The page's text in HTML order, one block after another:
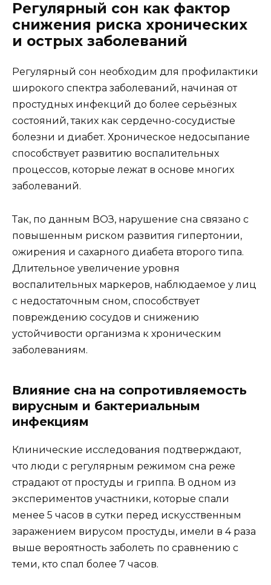
Регулярный сон как фактор
снижения риска хронических
и острых заболеваний
Регулярный сон необходим для профилактики
широкого спектра заболеваний, начиная от
простудных инфекций до более серьёзных
состояний, таких как сердечно-сосудистые
болезни и диабет. Хроническое недосыпание
способствует развитию воспалительных
процессов, которые лежат в основе многих
заболеваний.
Так, по данным ВОЗ, нарушение сна связано с
повышенным риском развития гипертонии,
ожирения и сахарного диабета второго типа.
Длительное увеличение уровня
воспалительных маркеров, наблюдаемое у лиц
с недостаточным сном, способствует
повреждению сосудов и снижению
устойчивости организма к хроническим
заболеваниям.
Влияние сна на сопротивляемость
вирусным и бактериальным
инфекциям
Клинические исследования подтверждают,
что люди с регулярным режимом сна реже
страдают от простуды и гриппа. В одном из
экспериментов участники, которые спали
менее 5 часов в сутки перед искусственным
заражением вирусом простуды, имели в 4 раза
выше вероятность заболеть по сравнению с
теми, кто спал более 7 часов.